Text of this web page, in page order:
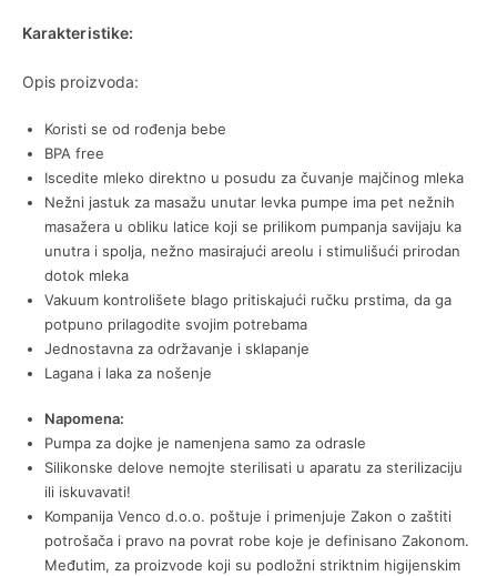
Karakteristike:
Opis proizvoda:
Koristi se od rođenja bebe
BPA free
Iscedite mleko direktno u posudu za čuvanje majčinog mleka
Nežni jastuk za masažu unutar levka pumpe ima pet nežnih
masažera u obliku latice koji se prilikom pumpanja savijaju ka
unutra i spolja, nežno masirajući areolu i stimulišući prirodan
dotok mleka
Vakuum kontrolišete blago pritiskajući ručku prstima, da ga
potpuno prilagodite svojim potrebama
Jednostavna za održavanje i sklapanje
Lagana i laka za nošenje
Napomena:
Pumpa za dojke je namenjena samo za odrasle
Silikonske delove nemojte sterilisati u aparatu za sterilizaciju
ili iskuvavati!
Kompanija Venco d.o.o. poštuje i primenjuje Zakon o zaštiti
potrošača i pravo na povrat robe koje je definisano Zakonom.
Međutim, za proizvode koji su podložni striktnim higijenskim